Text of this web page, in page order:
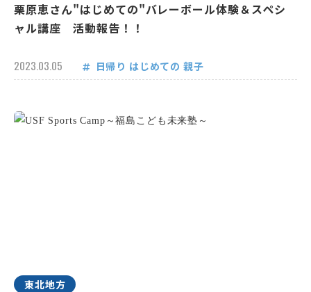
栗原恵さん"はじめての"バレーボール体験＆スペシ
ャル講座 活動報告！！
2023.03.05 日帰り はじめての 親子
東北地方